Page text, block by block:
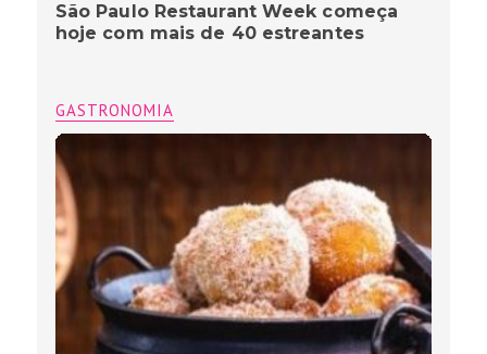
São Paulo Restaurant Week começa
hoje com mais de 40 estreantes
GASTRONOMIA